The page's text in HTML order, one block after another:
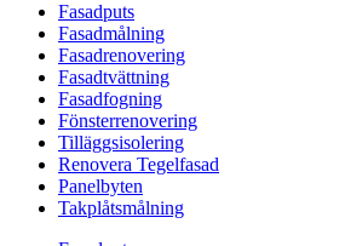
Fasadputs
Fasadmålning
Fasadrenovering
Fasadtvättning
Fasadfogning
Fönsterrenovering
Tilläggsisolering
Renovera Tegelfasad
Panelbyten
Takplåtsmålning